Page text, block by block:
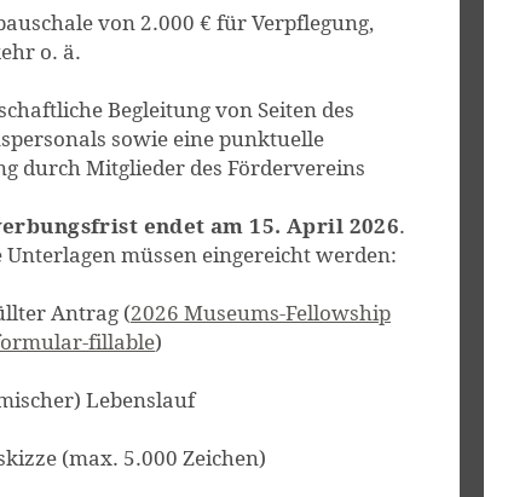
von 2.000 € für Verpflegung,
o. ä.
Begleitung von Seiten des
sowie eine punktuelle
durch Mitglieder des Fördervereins
endet am 15. April 2026.
Unterlagen müssen eingereicht werden:
Antrag (2026 Museums-Fellowship
fillable)
Lebenslauf
(max. 5.000 Zeichen)